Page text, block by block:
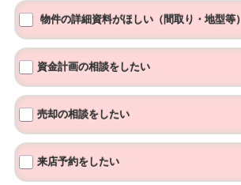
物件の詳細資料がほしい（間取り・地型等）
資金計画の相談をしたい
売却の相談をしたい
来店予約をしたい